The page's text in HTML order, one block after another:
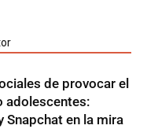
de provocar el
adolescentes:
Snapchat en la mira